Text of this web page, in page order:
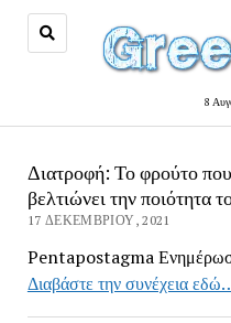
8
Διατροφή: Το φρούτο
βελτιώνει την ποιότητα
17 ΔΕΚΕΜΒΡΊΟΥ, 2021
Pentapostagma
Διαβάστε την συνέχεια